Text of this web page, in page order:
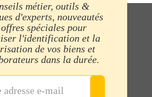
métier, outils &
d'experts, nouveautés
spéciales pour
l'identification et la
de vos biens et
dans la durée.